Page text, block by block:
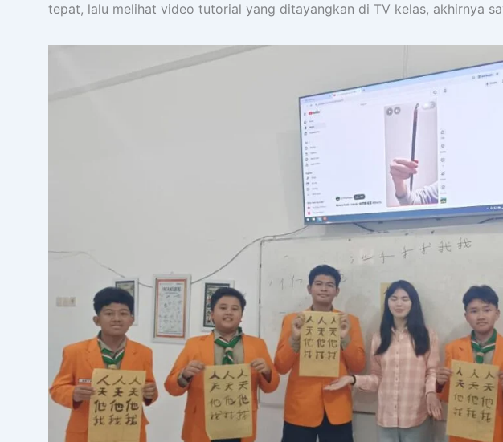
tepat, lalu melihat video tutorial yang ditayangkan di TV kelas, akhirnya